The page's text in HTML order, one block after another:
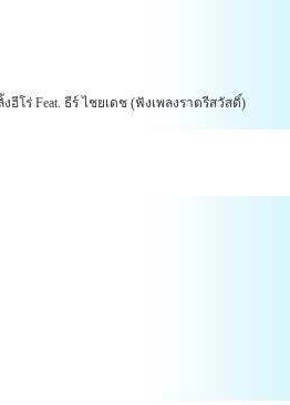
ฮีโร่ Feat. ธีร์ ไชยเดช (ฟังเพลงราตรีสวัสดิ์)